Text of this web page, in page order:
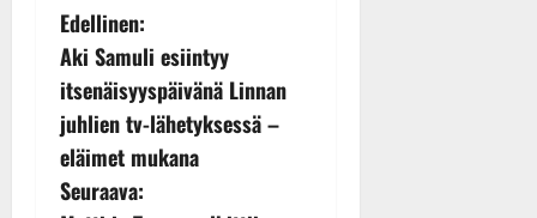
P
o
s
t
Edellinen:
Aki Samuli esiintyy
itsenäisyyspäivänä Linnan
juhlien tv-lähetyksessä –
eläimet mukana
Seuraava: